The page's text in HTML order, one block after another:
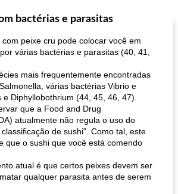
bactérias e parasitas
peixe cru pode colocar você em
várias bactérias e parasitas (40, 41,
mais frequentemente encontradas
várias bactérias Vibrio e
e Diphyllobothrium (44, 45, 46, 47).
que a Food and Drug
atualmente não regula o uso do
de sushi". Como tal, este
que o sushi que você está comendo
atual é que certos peixes devem ser
qualquer parasita antes de serem